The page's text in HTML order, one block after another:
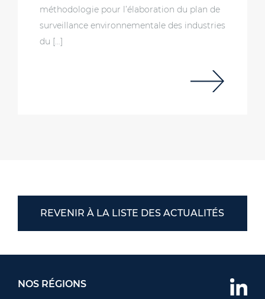
méthodologie pour l’élaboration du plan de
surveillance environnementale des industries
du […]
REVENIR À LA LISTE DES ACTUALITÉS
NOS RÉGIONS